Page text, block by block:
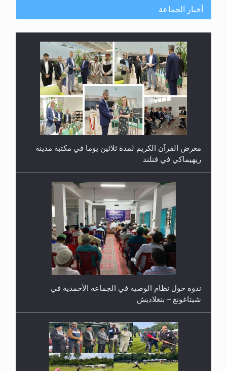
أخبار الجماعة
معرض القرآن الكريم لمدة ثلاثين يوما في مكتبة مدينة
ريهيماكي في فنلند
ندوة حول نظام الوصية في الجماعة الأحمدية في
شيتاغونغ – بنغلاديش